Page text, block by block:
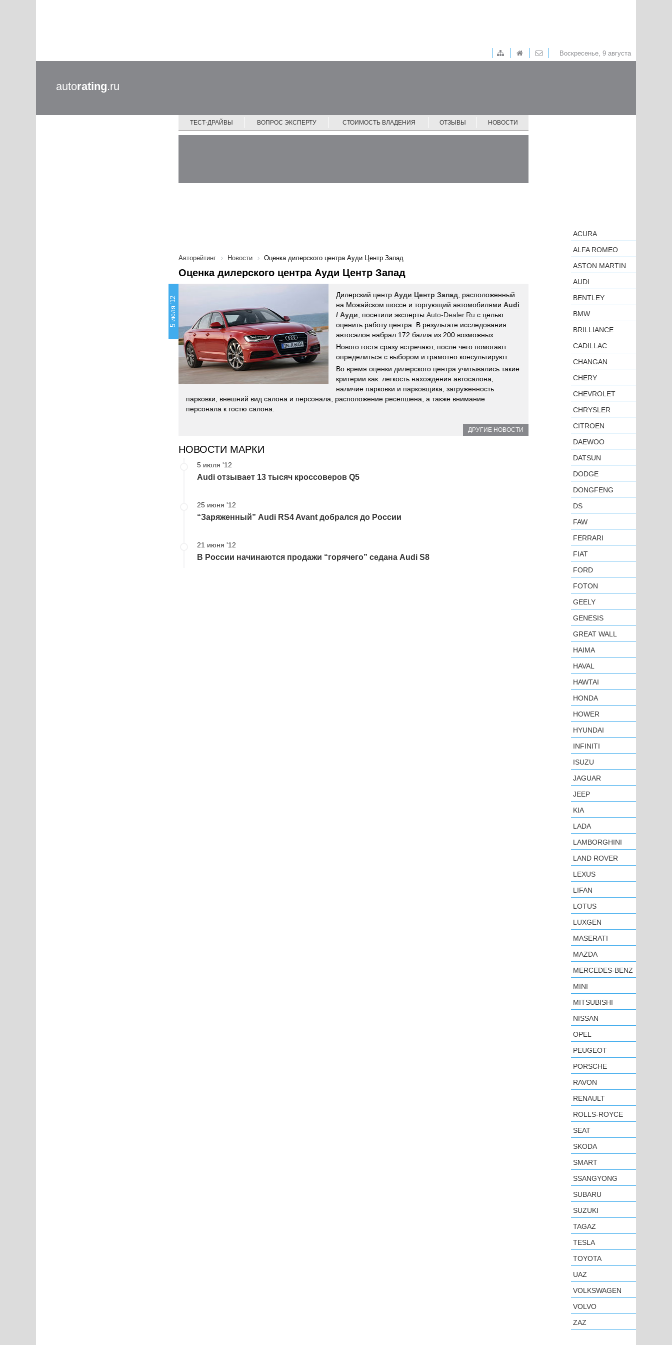
Воскресенье, 9 августа
autorating.ru
ТЕСТ-ДРАЙВЫ ВОПРОС ЭКСПЕРТУ СТОИМОСТЬ ВЛАДЕНИЯ ОТЗЫВЫ НОВОСТИ
Авторейтинг Новости Оценка дилерского центра Ауди Центр Запад
Оценка дилерского центра Ауди Центр Запад
5 июля '12
Дилерский центр Ауди Центр Запад , расположенный
на Можайском шоссе и торгующий автомобилями Audi
/ Ауди , посетили эксперты Auto-Dealer.Ru с целью
оценить работу центра. В результате исследования
автосалон набрал 172 балла из 200 возможных.
Нового гостя сразу встречают, после чего помогают
определиться с выбором и грамотно консультируют.
Во время оценки дилерского центра учитывались такие
критерии как: легкость нахождения автосалона,
наличие парковки и парковщика, загруженность
парковки, внешний вид салона и персонала, расположение ресепшена, а также внимание
персонала к гостю салона.
ДРУГИЕ НОВОСТИ
НОВОСТИ МАРКИ
5 июля '12
Audi отзывает 13 тысяч кроссоверов Q5
25 июня '12
“Заряженный” Audi RS4 Avant добрался до России
21 июня '12
В России начинаются продажи “горячего” седана Audi S8
ACURA
ALFA ROMEO
ASTON MARTIN
AUDI
BENTLEY
BMW
BRILLIANCE
CADILLAC
CHANGAN
CHERY
CHEVROLET
CHRYSLER
CITROEN
DAEWOO
DATSUN
DODGE
DONGFENG
DS
FAW
FERRARI
FIAT
FORD
FOTON
GEELY
GENESIS
GREAT WALL
HAIMA
HAVAL
HAWTAI
HONDA
HOWER
HYUNDAI
INFINITI
ISUZU
JAGUAR
JEEP
KIA
LADA
LAMBORGHINI
LAND ROVER
LEXUS
LIFAN
LOTUS
LUXGEN
MASERATI
MAZDA
MERCEDES-BENZ
MINI
MITSUBISHI
NISSAN
OPEL
PEUGEOT
PORSCHE
RAVON
RENAULT
ROLLS-ROYCE
SEAT
SKODA
SMART
SSANGYONG
SUBARU
SUZUKI
TAGAZ
TESLA
TOYOTA
UAZ
VOLKSWAGEN
VOLVO
ZAZ